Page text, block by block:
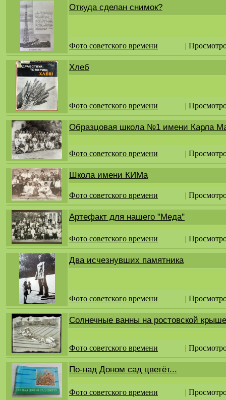
Откуда сделан снимок?
Фото советского времени |
Хлеб
Фото советского времени |
Образцовая школа №1 имени Карла
Фото советского времени |
Школа имени КИМа
Фото советского времени |
Артефакт для нашего "Меда"
Фото советского времени |
Два исчезнувших памятника
Фото советского времени |
Солнечные ванны на ростовской
Фото советского времени |
По-над Доном сад цветёт...
Фото советского времени |